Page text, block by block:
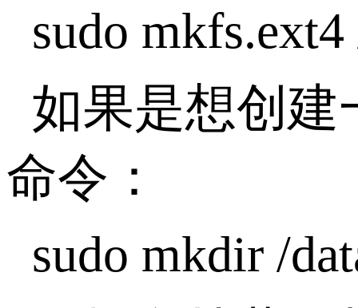
sudo
如果是想创建
命令：
sudo mkdir /